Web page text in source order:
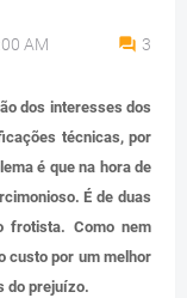
AM 3
dos interesses dos
técnicas, por
é que na hora de
É de duas
frotista. Como nem
custo por um melhor
do prejuízo.